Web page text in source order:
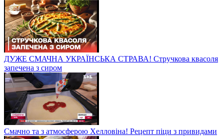
ДУЖЕ СМАЧНА УКРАЇНСЬКА СТРАВА! Стручкова квасоля
запечена з сиром
Смачно та з атмосферою Хелловіна! Рецепт піци з привидами